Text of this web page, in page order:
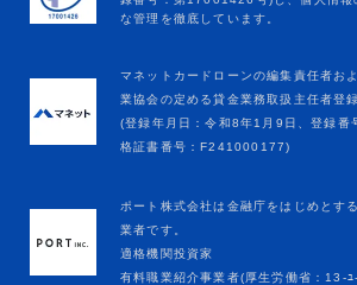
マネットカードローンの編集責任者お
業協会の定める貸金業務取扱主任者登
(登録年月日：令和8年1月9日、登録
格証書番号：F241000177)
ポート株式会社は金融庁をはじめとす
業者です。
適格機関投資家
有料職業紹介事業者(厚生労働省：13-